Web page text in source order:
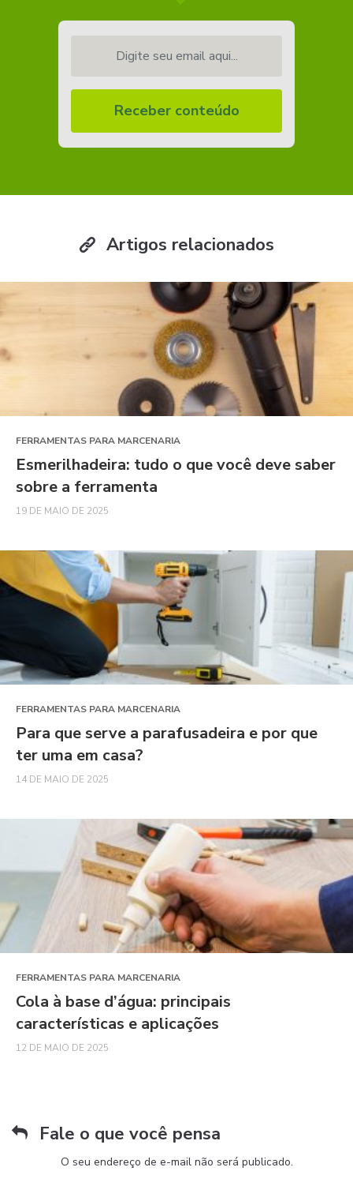
Receber conteúdo
Artigos relacionados
FERRAMENTAS PARA MARCENARIA
Esmerilhadeira: tudo o que você deve saber
sobre a ferramenta
19 DE MAIO DE 2025
FERRAMENTAS PARA MARCENARIA
Para que serve a parafusadeira e por que
ter uma em casa?
14 DE MAIO DE 2025
FERRAMENTAS PARA MARCENARIA
Cola à base d’água: principais
características e aplicações
12 DE MAIO DE 2025
Fale o que você pensa
O seu endereço de e-mail não será publicado.